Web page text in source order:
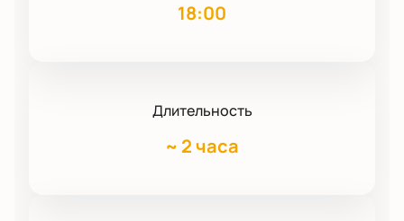
18:00
Длительность
~ 2 часа